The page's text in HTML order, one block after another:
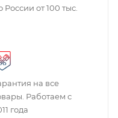
России от 100 тыс.
на все
Работаем с
года